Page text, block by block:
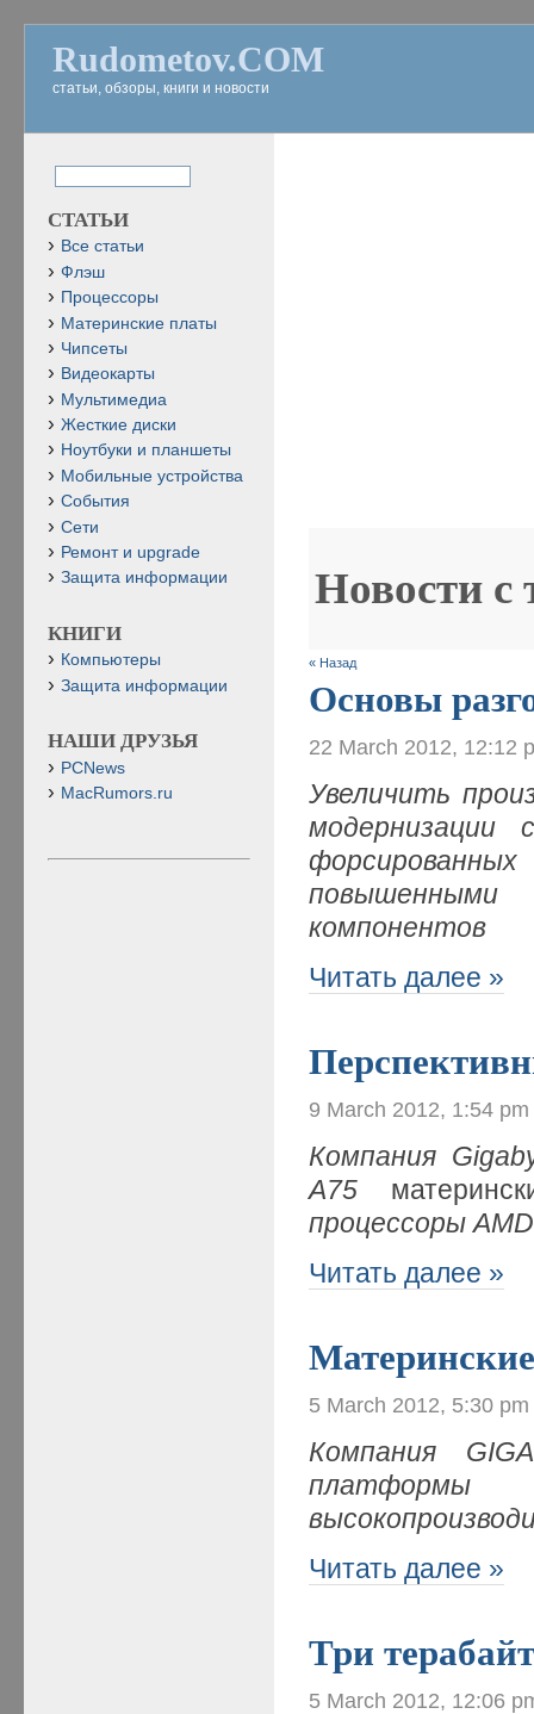
Rudometov.COM
статьи, обзоры, книги и новости
Новости с
« Назад
Основы
22 March 2012, 12:12
Увеличить
компонентов
Читать далее »
9 March 2012, 1:54 pm
Компания
A75
процессорыAMD
Читать далее »
5 March 2012, 5:30 pm
Компания
Читать далее »
Три
5 March 2012, 12:06
СТАТЬИ
Все статьи
Флэш
Процессоры
Материнские платы
Чипсеты
Видеокарты
Мультимедиа
Жесткие диски
Ноутбуки и планшеты
Мобильные устройства
События
Сети
Ремонт и upgrade
Защита информации
КНИГИ
Компьютеры
Защита информации
НАШИ ДРУЗЬЯ
PCNews
MacRumors.ru